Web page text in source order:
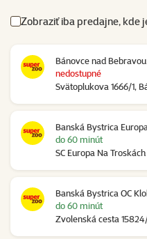
Zobraziť iba predajne, kde
Bánovce nad Bebravou
Svätoplukova 1666/1,
nedostupné
Banská Bystrica
SC Europa Na
do 60 minút
Banská Bystrica OC
Zvolenská cesta
do 60 minút